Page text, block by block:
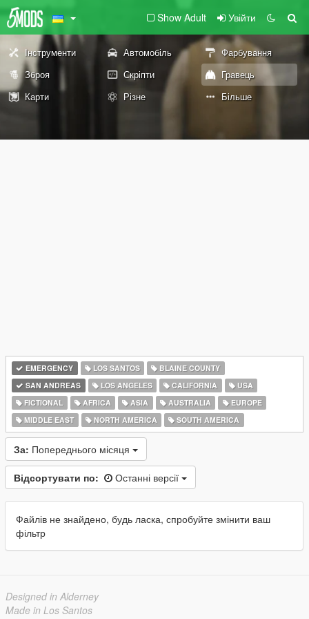
Show Adult Увійти
Інструменти Автомобіль
Фарбування
Зброя
Скріпти
Гравець
Карти
Різне Більше
EMERGENCY LOS SANTOS
BLAINE COUNTY
SAN ANDREAS
LOS ANGELES CALIFORNIA
USA
FICTIONAL
AFRICA ASIA AUSTRALIA
EUROPE
MIDDLE EAST
NORTH AMERICA SOUTH AMERICA
За: Попереднього місяця
Відсортувати по: Останні версії
Файлів не знайдено, будь ласка, спробуйте змінити ваш
фільтр
Designed in Alderney
Made in Los Santos